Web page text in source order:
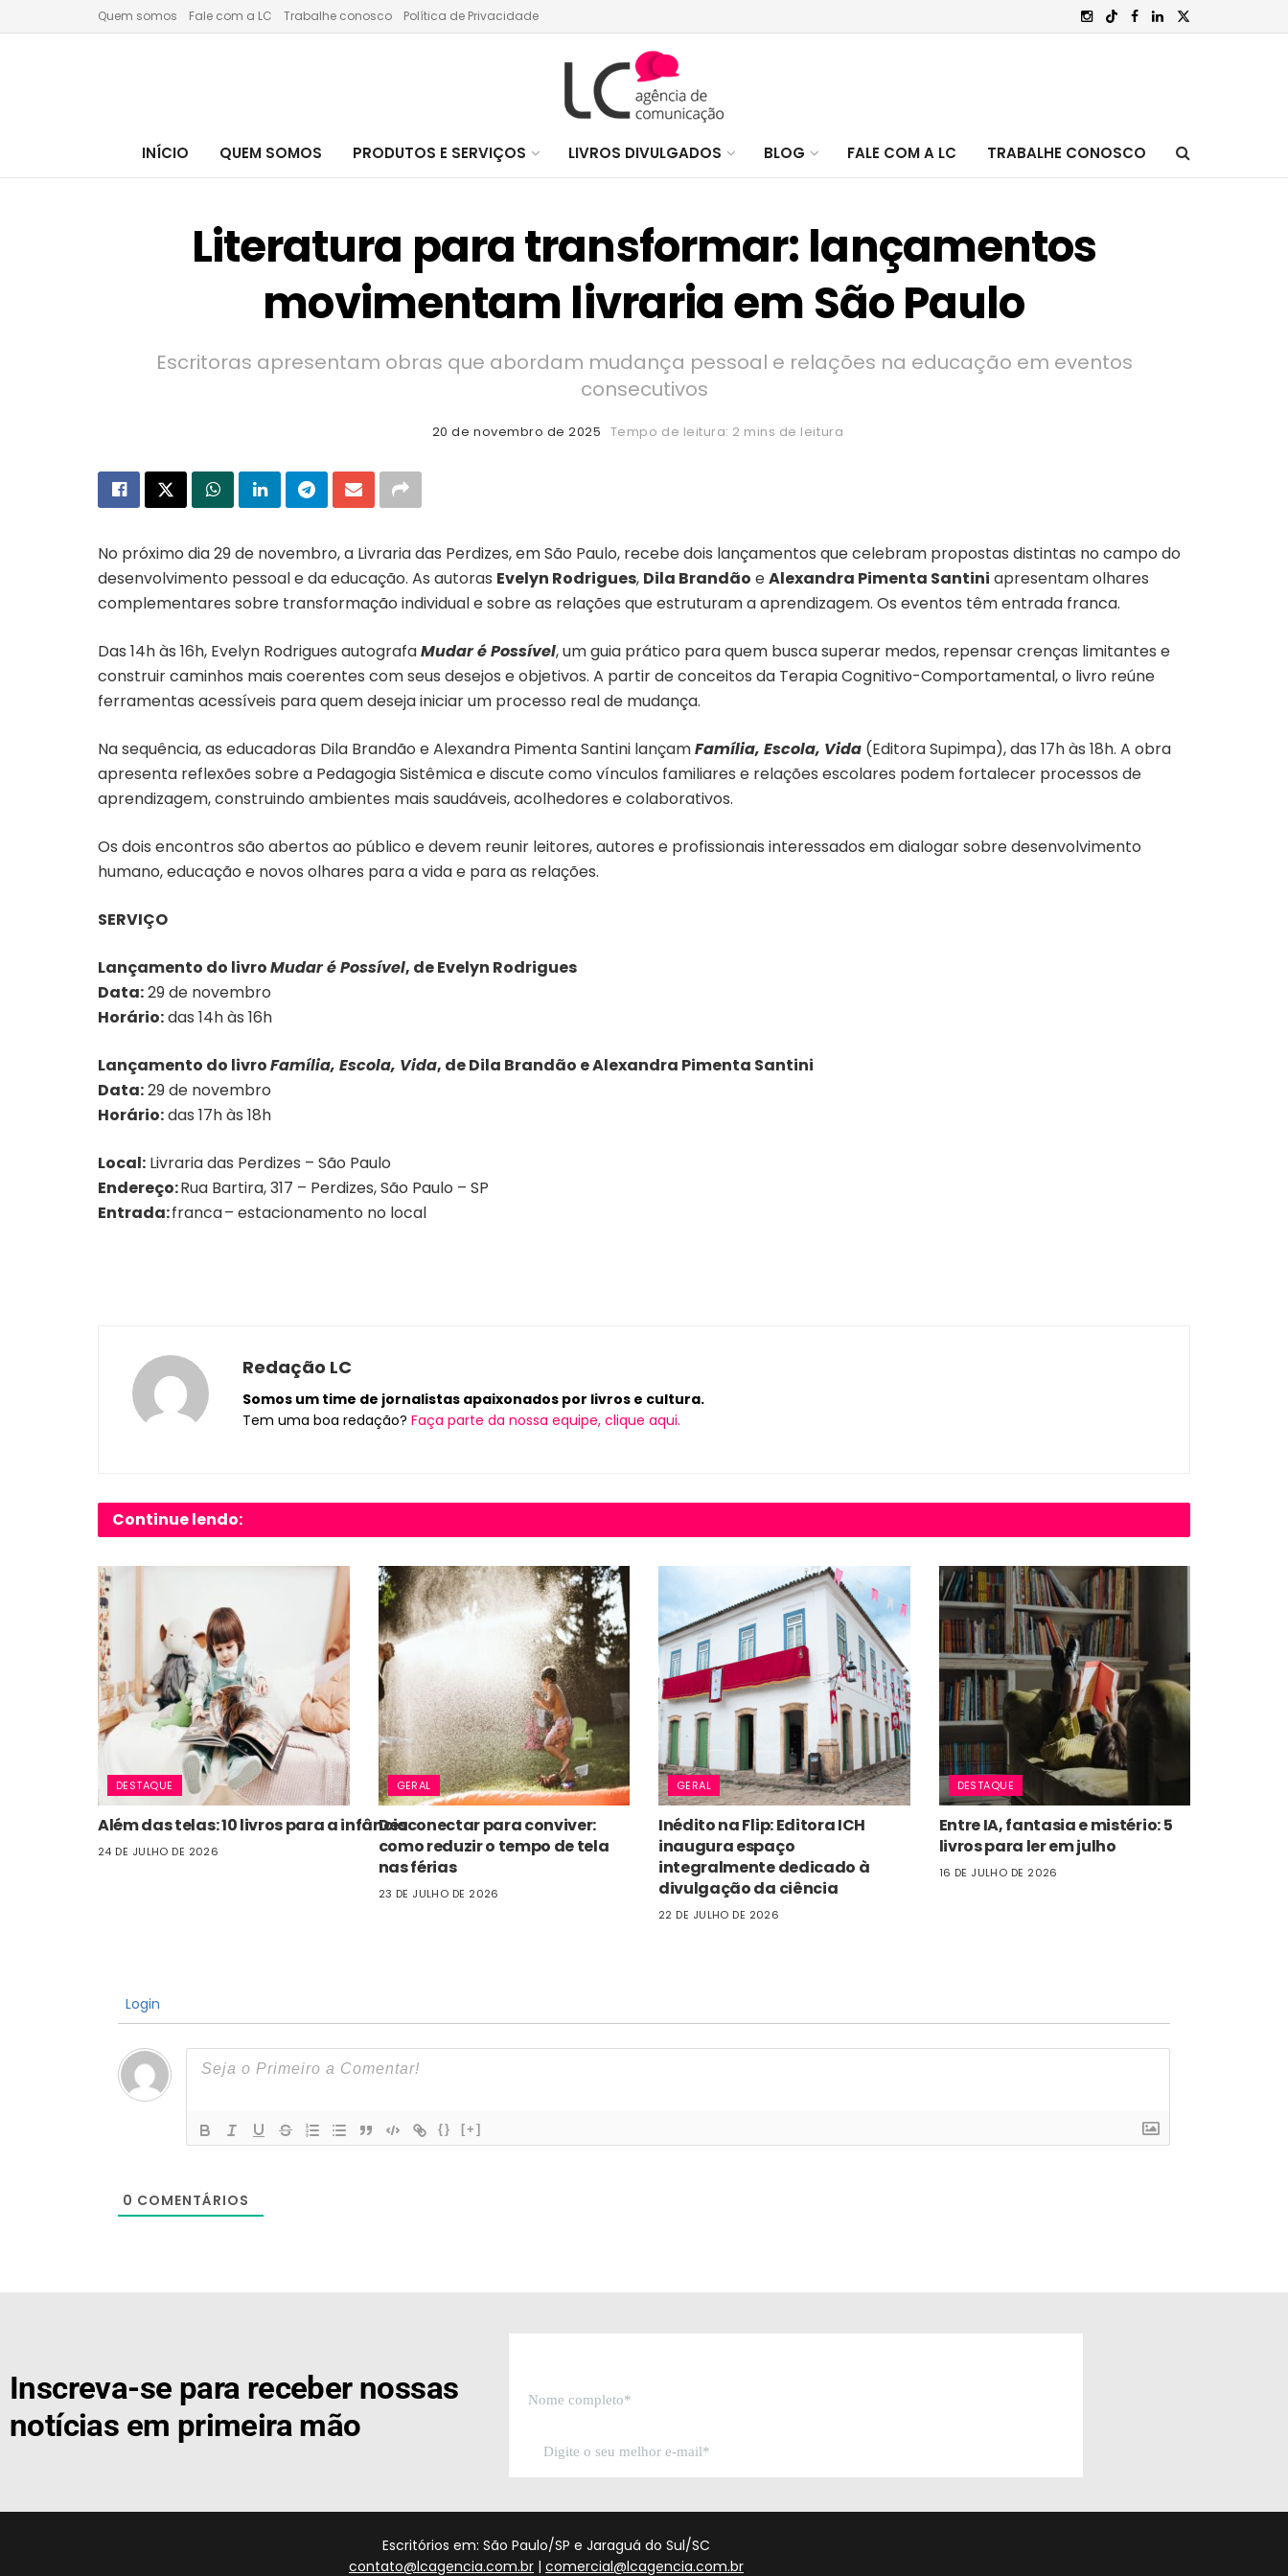
Quem somos Fale com a LC Trabalhe conosco Política de Privacidade
INÍCIO QUEM SOMOS PRODUTOS E SERVIÇOS LIVROS DIVULGADOS BLOG FALE COM A LC TRABALHE CONOSCO
Literatura para transformar: lançamentos
movimentam livraria em São Paulo
Escritoras apresentam obras que abordam mudança pessoal e relações na educação em eventos
consecutivos
20 de novembro de 2025 Tempo de leitura: 2 mins de leitura
No próximo dia 29 de novembro, a Livraria das Perdizes, em São Paulo, recebe dois lançamentos que celebram propostas distintas no campo do
desenvolvimento pessoal e da educação. As autoras Evelyn Rodrigues, Dila Brandão eAlexandra Pimenta Santini apresentam olhares
complementares sobre transformação individual e sobre as relações que estruturam a aprendizagem. Os eventos têm entrada franca.
Das 14h às 16h, Evelyn Rodrigues autografaMudar é Possível, um guia prático para quem busca superar medos, repensar crenças limitantes e
construir caminhos mais coerentes com seus desejos e objetivos. A partir de conceitos da Terapia Cognitivo-Comportamental, o livro reúne
ferramentas acessíveis para quem deseja iniciar um processo real de mudança.
Na sequência, as educadoras Dila Brandão e Alexandra Pimenta Santini lançamFamília, Escola, Vida (Editora Supimpa), das 17h às 18h. A obra
apresenta reflexões sobre a Pedagogia Sistêmica e discute como vínculos familiares e relações escolares podem fortalecer processos de
aprendizagem, construindo ambientes mais saudáveis, acolhedores e colaborativos.
Os dois encontros são abertos ao público e devem reunir leitores, autores e profissionais interessados em dialogar sobre desenvolvimento
humano, educação e novos olhares para a vida e para as relações.
SERVIÇO
Lançamento do livroMudar é Possível, de Evelyn Rodrigues
Data:29 de novembro
Horário:das 14h às 16h
Lançamento do livroFamília, Escola, Vida, de Dila Brandão e Alexandra Pimenta Santini
Data:29 de novembro
Horário:das 17h às 18h
Local: Livraria das Perdizes – São Paulo
Endereço:Rua Bartira, 317 – Perdizes, São Paulo – SP
Entrada:franca – estacionamento no local
Redação LC
Somos um time de jornalistas apaixonados por livros e cultura.
Tem uma boa redação? Faça parte da nossa equipe, clique aqui.
Continue lendo:
DESTAQUE
Além das telas: 10 livros para a infância
24 DE JULHO DE 2026
GERAL
Desconectar para conviver:
como reduzir o tempo de tela
nas férias
23 DE JULHO DE 2026
GERAL
Inédito na Flip: Editora ICH
inaugura espaço
integralmente dedicado à
divulgação da ciência
22 DE JULHO DE 2026
DESTAQUE
Entre IA, fantasia e mistério: 5
livros para ler em julho
16 DE JULHO DE 2026
Login
{} [+]
0 COMENTÁRIOS
Inscreva-se para receber nossas
notícias em primeira mão
Escritórios em: São Paulo/SP e Jaraguá do Sul/SC
contato@lcagencia.com.br | comercial@lcagencia.com.br